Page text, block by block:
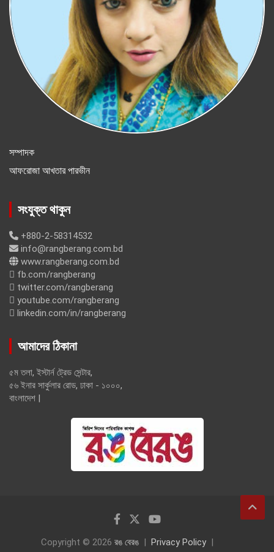
সম্পাদক
আফরোজা আখতার পারভীন
সংযুক্ত থাকুন
+880-2-58314532
info@rangberang.com.bd
www.rangberang.com.bd
fb.com/rangberang
twitter.com/rangberang
youtube.com/rangberang
linkedin.com/in/rangberang
আমাদের ঠিকানা
৫ম তলা, ইস্টার্ন ট্রেড সেন্টার,
৫৬ ইনার সার্কুলার রোড, ঢাকা - ১০০০,
বাংলাদেশ |
Copyright © 2026 রঙ বেরঙ Privacy Policy